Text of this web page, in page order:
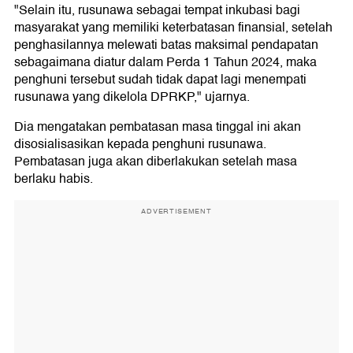
"Selain itu, rusunawa sebagai tempat inkubasi bagi
masyarakat yang memiliki keterbatasan finansial, setelah
penghasilannya melewati batas maksimal pendapatan
sebagaimana diatur dalam Perda 1 Tahun 2024, maka
penghuni tersebut sudah tidak dapat lagi menempati
rusunawa yang dikelola DPRKP," ujarnya.
Dia mengatakan pembatasan masa tinggal ini akan
disosialisasikan kepada penghuni rusunawa.
Pembatasan juga akan diberlakukan setelah masa
berlaku habis.
ADVERTISEMENT